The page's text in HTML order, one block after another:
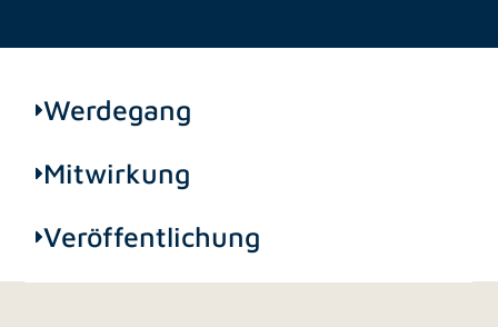
Werdegang
Mitwirkung
Veröffentlichung